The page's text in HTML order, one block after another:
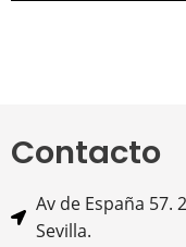
Contacto
Av de España 57.
Sevilla.